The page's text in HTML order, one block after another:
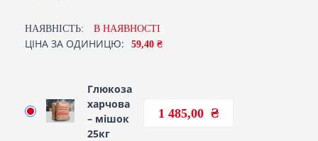
Глюкоза
харчова
– мішок
25кг
1 485,00
НАЯВНІСТЬ: В НАЯВНОСТI
ЦІНА ЗА ОДИНИЦЮ: 59,40 ₴